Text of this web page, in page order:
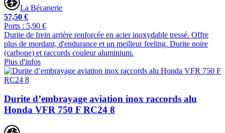
La Bécanerie
57,50 €
Ports : 5,90 €
Durite de frein arrière renforcée en acier inoxydable tressé. Offre
plus de mordant, d'endurance et un meilleur feeling. Durite noire
(carbone) et raccords couleur aluminium.
Plus d'infos
Durite d’embrayage aviation inox raccords alu
Honda VFR 750 F RC24 8